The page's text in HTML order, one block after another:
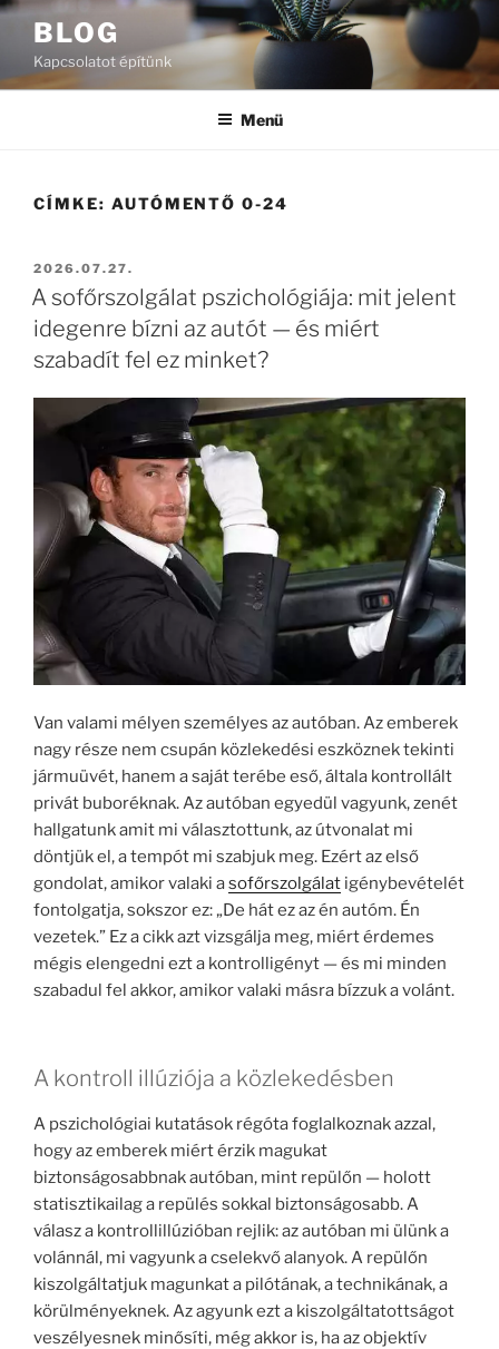
Tartalomhoz
BLOG
Kapcsolatot építünk
Menü
CÍMKE: AUTÓMENTŐ 0-24
BEKÜLDVE:
2026.07.27.
A sofőrszolgálat pszichológiája: mit jelent
idegenre bízni az autót — és miért
szabadít fel ez minket?
Van valami mélyen személyes az autóban. Az emberek
nagy része nem csupán közlekedési eszköznek tekinti
jármuüvét, hanem a saját terébe eső, általa kontrollált
privát buboréknak. Az autóban egyedül vagyunk, zenét
hallgatunk amit mi választottunk, az útvonalat mi
döntjük el, a tempót mi szabjuk meg. Ezért az első
gondolat, amikor valaki asofőrszolgálat igénybevételét
fontolgatja, sokszor ez: „De hát ez az én autóm. Én
vezetek.” Ez a cikk azt vizsgálja meg, miért érdemes
mégis elengedni ezt a kontrolligényt — és mi minden
szabadul fel akkor, amikor valaki másra bízzuk a volánt.
A kontroll illúziója a közlekedésben
A pszichológiai kutatások régóta foglalkoznak azzal,
hogy az emberek miért érzik magukat
biztonságosabbnak autóban, mint repülőn — holott
statisztikailag a repülés sokkal biztonságosabb. A
válasz a kontrollillúzióban rejlik: az autóban mi ülünk a
volánnál, mi vagyunk a cselekvő alanyok. A repülőn
kiszolgáltatjuk magunkat a pilótának, a technikának, a
körülményeknek. Az agyunk ezt a kiszolgáltatottságot
veszélyesnek minősíti, még akkor is, ha az objektív